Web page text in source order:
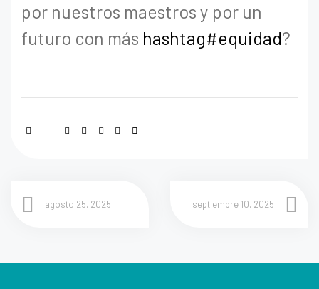
por nuestros maestros y por un
futuro con más hashtag#equidad?
agosto 25, 2025 septiembre 10, 2025